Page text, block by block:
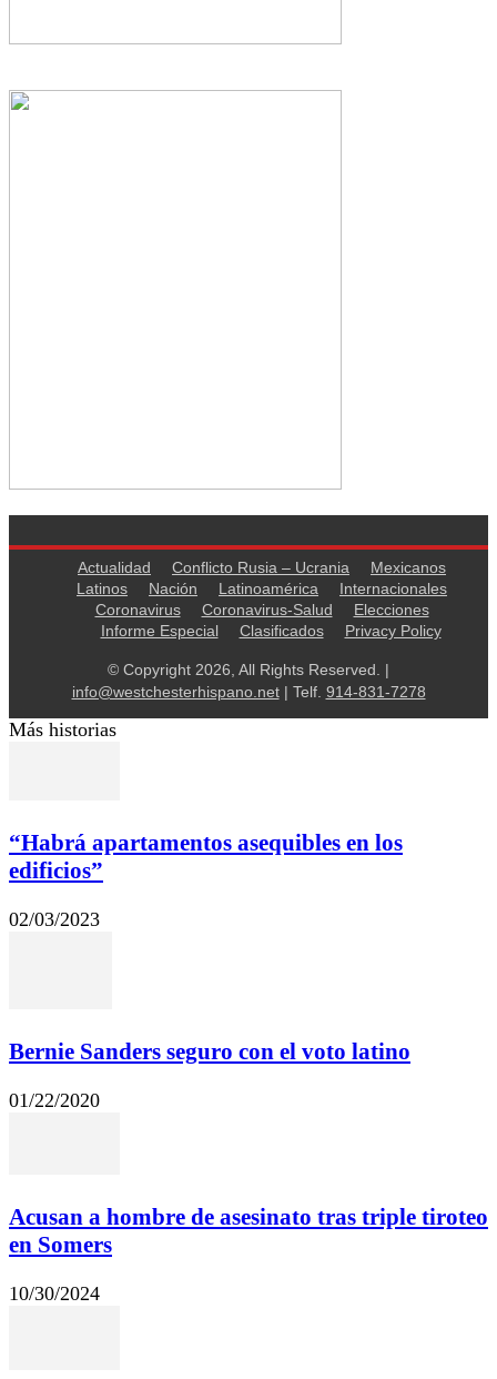
Actualidad Conflicto Rusia – Ucrania
Mexicanos
Latinos
Nación Latinoamérica
Internacionales
Coronavirus
Coronavirus-Salud
Elecciones
Informe Especial
Clasificados Privacy Policy
© Copyright 2026, All Rights Reserved. |
info@westchesterhispano.net| Telf. 914-831-7278
Más historias
“Habrá apartamentos asequibles en los
edificios”
02/03/2023
Bernie Sanders seguro con el voto latino
01/22/2020
Acusan a hombre de asesinato tras triple tiroteo
en Somers
10/30/2024